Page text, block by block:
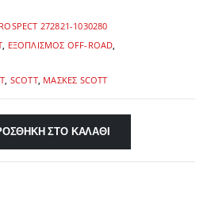
272821-1030280
ΕΞΟΠΛΙΣΜΟΣ OFF-ROAD
SCOTT, ΜΑΣΚΕΣ SCOTT
ΣΤΟ ΚΑΛΆΘΙ